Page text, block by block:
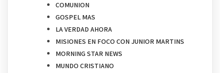
COMUNION
GOSPEL MAS
LA VERDAD AHORA
MISIONES EN FOCO CON JUNIOR MARTINS
MORNING STAR NEWS
MUNDO CRISTIANO